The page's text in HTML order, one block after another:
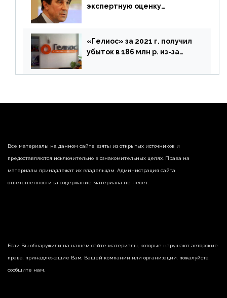
экспертную оценку
«Гелиос» за 2021 г. получил
убыток в 186 млн р. из-за
реализации недвижимости
Все материалы на данном сайте взяты из открытых источников и
предоставляются исключительно в ознакомительных целях. Права на
материалы принадлежат их владельцам. Администрация сайта
ответственности за содержание материала не несет.
Если Вы обнаружили на нашем сайте материалы, которые нарушают авторские
права, принадлежащие Вам, Вашей компании или организации, пожалуйста,
сообщите нам.